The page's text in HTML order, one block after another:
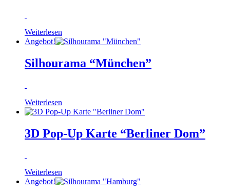
Weiterlesen
Angebot!
Silhourama “München”
Weiterlesen
3D Pop-Up Karte “Berliner Dom”
Weiterlesen
Angebot!